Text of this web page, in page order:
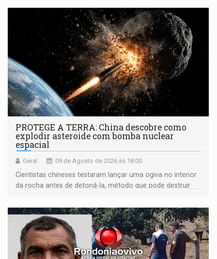
PROTEGE A TERRA: China descobre como
explodir asteroide com bomba nuclear
espacial
Geral 09 de Agosto de 2026 às 18:00
Cientistas chineses testaram lançar uma ogiva no interior
da rocha antes de detoná-la, método que pode destruir